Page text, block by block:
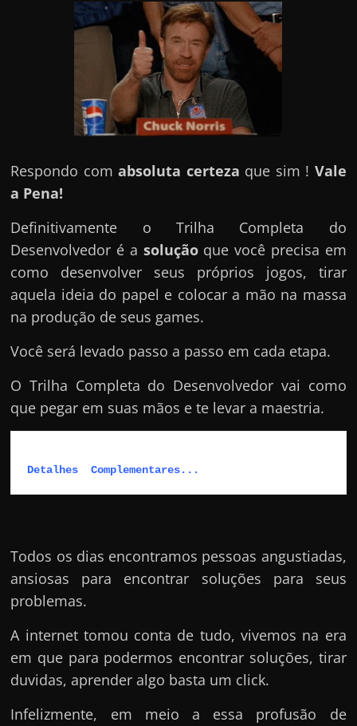
Respondo comabsoluta certeza que sim ! Vale
a Pena!
Definitivamente o Trilha Completa do
Desenvolvedor é a soluçãoque você precisa em
como desenvolver seus próprios jogos, tirar
aquela ideia do papel e colocar a mão na massa
na produção de seus games.
Você será levado passo a passo em cada etapa.
O Trilha Completa do Desenvolvedor vai como
que pegar em suas mãos e te levar a maestria.
Detalhes  Complementares...
Todos os dias encontramos pessoas angustiadas,
ansiosas para encontrar soluções para seus
problemas.
A internet tomou conta de tudo, vivemos na era
em que para podermos encontrar soluções, tirar
duvidas, aprender algo basta um click.
Infelizmente, em meio a essa profusão de